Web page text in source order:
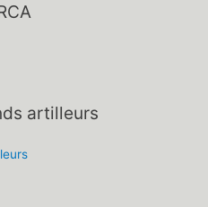
artilleurs